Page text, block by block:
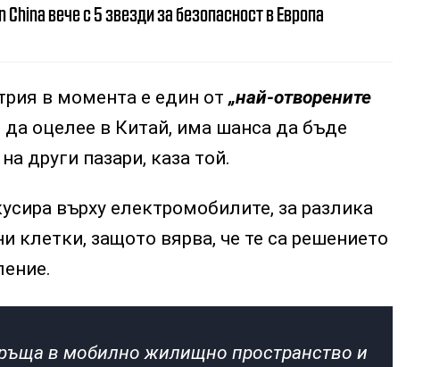
China вече с 5 звезди за безопасност в Европа
в момента е един от „най-отворените
да оцелее в Китай, има шанса да бъде
други пазари, каза той.
върху електромобилите, за разлика
клетки, защото вярва, че те са решението
в мобилно жилищно пространство и